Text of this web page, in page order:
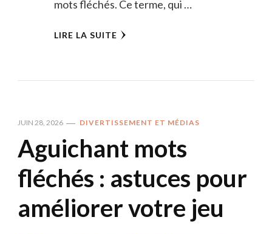
mots fléchés. Ce terme, qui …
LIRE LA SUITE
JUIN 28, 2026 DIVERTISSEMENT ET MÉDIAS
Aguichant mots
fléchés : astuces pour
améliorer votre jeu